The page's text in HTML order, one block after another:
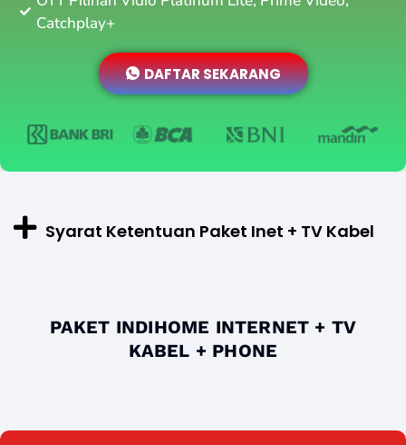
Catchplay+
DAFTAR SEKARANG
Syarat Ketentuan Paket Inet + TV Kabel
PAKET INDIHOME INTERNET + TV
KABEL + PHONE